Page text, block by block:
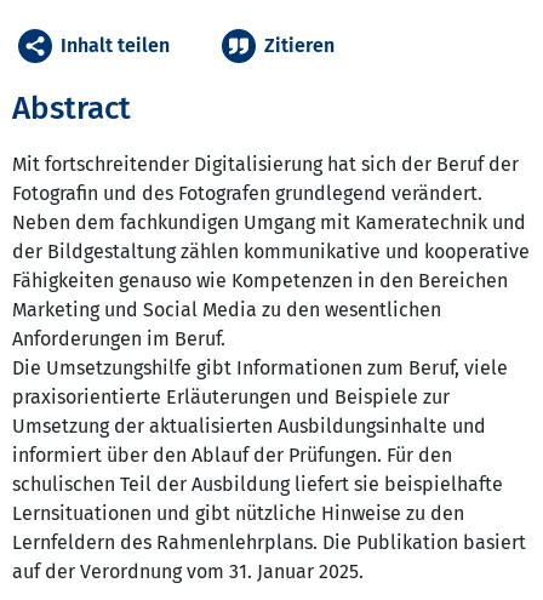
Abstract
Mit fortschreitender Digitalisierung hat sich der Beruf der
Fotografin und des Fotografen grundlegend verändert.
Neben dem fachkundigen Umgang mit Kameratechnik und
der Bildgestaltung zählen kommunikative und kooperative
Fähigkeiten genauso wie Kompetenzen in den Bereichen
Marketing und Social Media zu den wesentlichen
Anforderungen im Beruf.
Die Umsetzungshilfe gibt Informationen zum Beruf, viele
praxisorientierte Erläuterungen und Beispiele zur
Umsetzung der aktualisierten Ausbildungsinhalte und
informiert über den Ablauf der Prüfungen. Für den
schulischen Teil der Ausbildung liefert sie beispielhafte
Lernsituationen und gibt nützliche Hinweise zu den
Lernfeldern des Rahmenlehrplans. Die Publikation basiert
auf der Verordnung vom 31. Januar 2025.
Inhalt teilen Zitieren